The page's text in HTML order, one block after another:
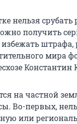
нельзя
получить
мира
Константин
на частной
Во-первых,
или